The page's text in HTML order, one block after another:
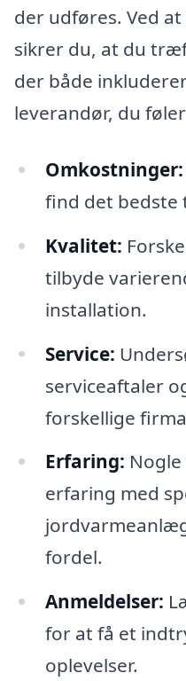
der udføres. Ved
sikrer du, at du
der både
leverandør, du
Omkostninger:
find det bedste
Kvalitet:
tilbyde
installation.
Service:
serviceaftaler
forskellige
Erfaring:
erfaring med
fordel.
Anmeldelser:
for at få et
oplevelser.